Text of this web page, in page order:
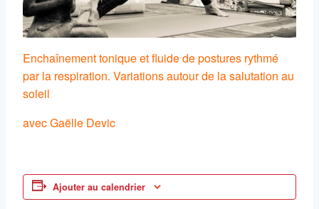
Enchaînement tonique et fluide de postures rythmé
par la respiration. Variations autour de la salutation au
soleil
avec Gaëlle Devic
Ajouter au calendrier